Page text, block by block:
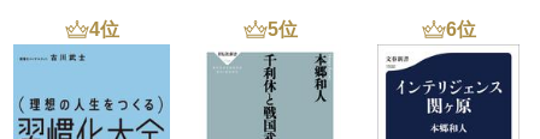
4位 5位 6位